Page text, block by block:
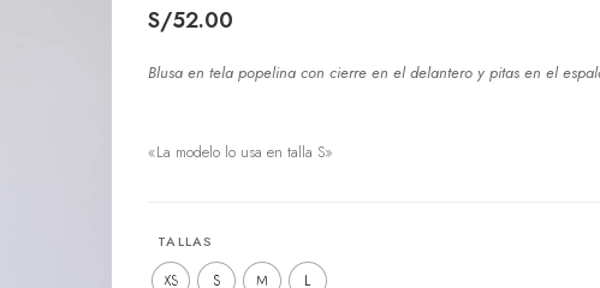
S/52.00
Blusa en tela popelina con cierre en el delantero y pitas en el
«La modelo lo usa en talla S»
TALLAS
XS S M L